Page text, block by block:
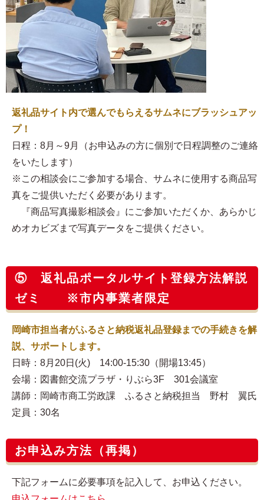
返礼品サイト内で選んでもらえるサムネにブラッシュアッ
プ！
日程：8月～9月（お申込みの方に個別で日程調整のご連絡
をいたします）
※この相談会にご参加する場合、サムネに使用する商品写
真をご提供いただく必要があります。
『商品写真撮影相談会』にご参加いただくか、あらかじ
めオカビズまで写真データをご提供ください。
⑤ 返礼品ポータルサイト登録方法解説
ゼミ ※市内事業者限定
岡崎市担当者がふるさと納税返礼品登録までの手続きを解
説、サポートします。
日時：8月20日(火) 14:00-15:30（開場13:45）
会場：図書館交流プラザ・りぶら3F 301会議室
講師：岡崎市商工労政課 ふるさと納税担当 野村 翼氏
定員：30名
お申込み方法（再掲）
下記フォームに必要事項を記入して、お申込ください。